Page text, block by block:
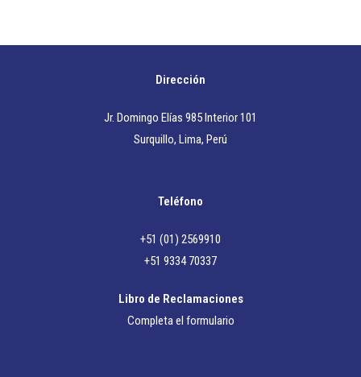
Dirección
Jr. Domingo Elías 985 Interior 101
Surquillo, Lima, Perú
Teléfono
+51 (01) 2569910
+51 9334 70337
Libro de Reclamaciones
Completa el formulario